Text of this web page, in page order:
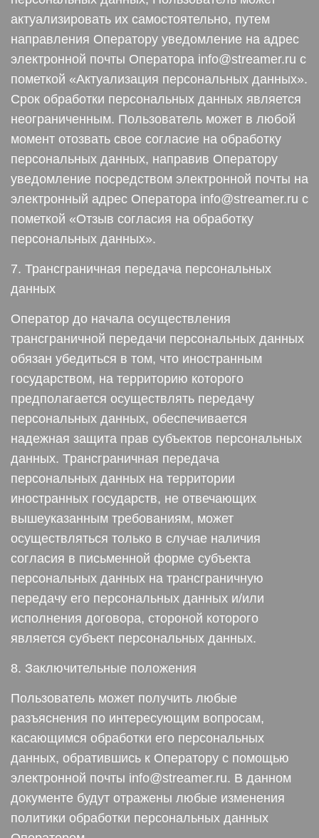
актуализировать их самостоятельно, путем
направления Оператору уведомление на адрес
электронной почты Оператора info@streamer.ru с
пометкой «Актуализация персональных данных».
Срок обработки персональных данных является
неограниченным. Пользователь может в любой
момент отозвать свое согласие на обработку
персональных данных, направив Оператору
уведомление посредством электронной почты на
электронный адрес Оператора info@streamer.ru с
пометкой «Отзыв согласия на обработку
персональных данных».
7. Трансграничная передача персональных
данных
Оператор до начала осуществления
трансграничной передачи персональных данных
обязан убедиться в том, что иностранным
государством, на территорию которого
предполагается осуществлять передачу
персональных данных, обеспечивается
надежная защита прав субъектов персональных
данных. Трансграничная передача
персональных данных на территории
иностранных государств, не отвечающих
вышеуказанным требованиям, может
осуществляться только в случае наличия
согласия в письменной форме субъекта
персональных данных на трансграничную
передачу его персональных данных и/или
исполнения договора, стороной которого
является субъект персональных данных.
8. Заключительные положения
Пользователь может получить любые
разъяснения по интересующим вопросам,
касающимся обработки его персональных
данных, обратившись к Оператору с помощью
электронной почты info@streamer.ru. В данном
документе будут отражены любые изменения
политики обработки персональных данных